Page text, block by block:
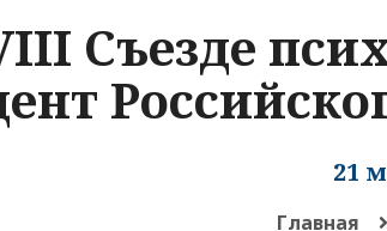
Съезде
21
Главная